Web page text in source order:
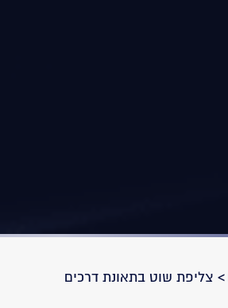
> צליפת שוט בתאונת דרכים